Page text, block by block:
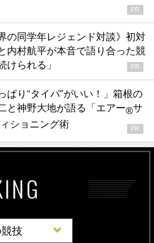
PR
の同学年レジェンド対談》初対
内村航平が本音で語り合った競
けられる」
PR
ぱり“タイパ”がいい！」箱根の
と神野大地が語る「エアー®サ
ショニング術 PR
技